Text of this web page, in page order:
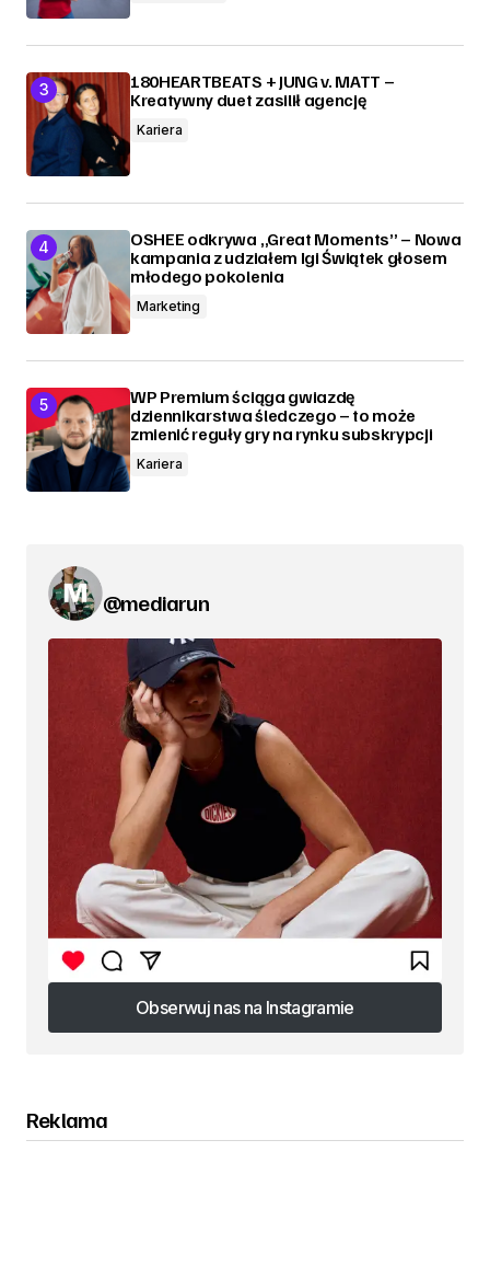
180HEARTBEATS + JUNG v. MATT –
Kreatywny duet zasilił agencję
Kariera
OSHEE odkrywa „Great Moments” – Nowa
kampania z udziałem Igi Świątek głosem
młodego pokolenia
Marketing
WP Premium ściąga gwiazdę
dziennikarstwa śledczego – to może
zmienić reguły gry na rynku subskrypcji
Kariera
@mediarun
Obserwuj nas na Instagramie
Obserwuj nas na Instagramie
Reklama